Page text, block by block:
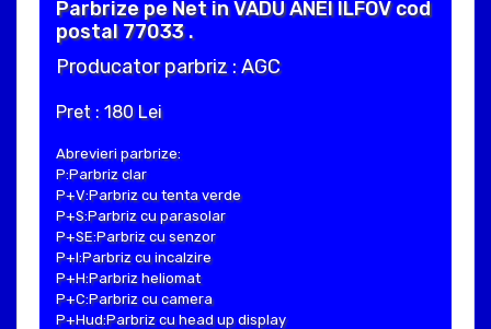
Parbrize pe Net in VADU ANEI ILFOV cod
postal 77033 .
Producator parbriz : AGC
Pret : 180 Lei
Abrevieri parbrize:
P:Parbriz clar
P+V:Parbriz cu tenta verde
P+S:Parbriz cu parasolar
P+SE:Parbriz cu senzor
P+I:Parbriz cu incalzire
P+H:Parbriz heliomat
P+C:Parbriz cu camera
P+Hud:Parbriz cu head up display